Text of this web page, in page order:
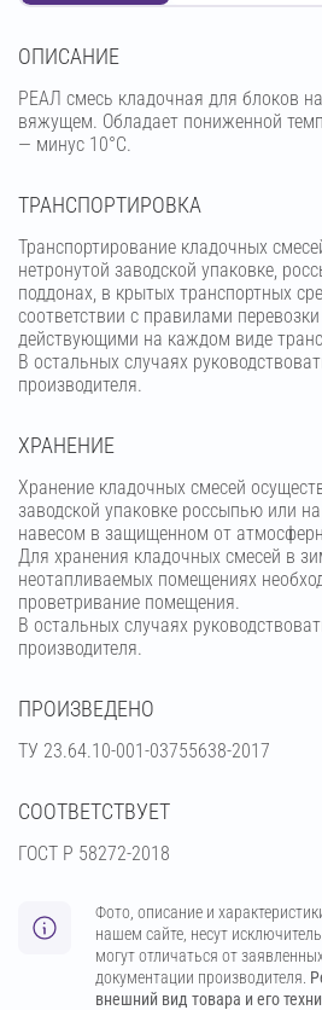
OПИСАНИЕ
РЕАЛ смесь кладочная для блоков
вяжущем. Обладает пониженной
— минус 10°С.
ТРАНСПОРТИРОВКА
Транспортирование кладочных
нетронутой заводской упаковке,
поддонах, в крытых транспортных
соответствии с правилами перевозки
действующими на каждом виде
В остальных случаях
производителя.
ХРАНЕНИЕ
Хранение кладочных смесей
заводской упаковке россыпью или
навесом в защищенном от
Для хранения кладочных смесей в
неотапливаемых помещениях
проветривание помещения.
В остальных случаях
производителя.
ПРОИЗВЕДЕНО
ТУ 23.64.10-001-03755638-2017
СООТВЕТСТВУЕТ
ГОСТ Р 58272-2018
Фото, описание и
нашем сайте, несут
могут отличаться от
документации производителя.
внешний вид товара и его